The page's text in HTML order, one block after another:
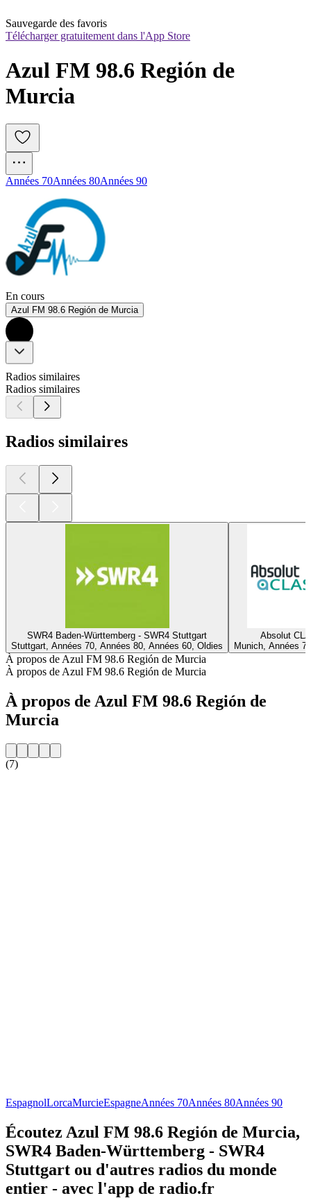
Sauvegarde des favoris
Télécharger gratuitement dans l'App Store
Azul FM 98.6 Región de
Murcia
Années 70Années 80Années 90
En cours
Azul FM 98.6 Región de Murcia
Radios similaires
Radios similaires
Radios similaires
SWR4 Baden-Württemberg - SWR4 Stuttgart
Stuttgart, Années 70, Années 80, Années 60, Oldies
Absolut
Munich, Années
À propos de Azul FM 98.6 Región de Murcia
À propos de Azul FM 98.6 Región de Murcia
À propos de Azul FM 98.6 Región de
Murcia
(7)
EspagnolLorcaMurcieEspagneAnnées 70Années 80Années 90
Écoutez Azul FM 98.6 Región de Murcia,
SWR4 Baden-Württemberg - SWR4
Stuttgart ou d'autres radios du monde
entier - avec l'app de radio.fr